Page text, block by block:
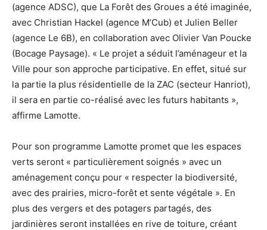
(agence ADSC), que La Forêt des Groues a été imaginée,
avec Christian Hackel (agence M’Cub) et Julien Beller
(agence Le 6B), en collaboration avec Olivier Van Poucke
(Bocage Paysage). « Le projet a séduit l’aménageur et la
Ville pour son approche participative. En effet, situé sur
la partie la plus résidentielle de la ZAC (secteur Hanriot),
il sera en partie co-réalisé avec les futurs habitants »,
affirme Lamotte.
Pour son programme Lamotte promet que les espaces
verts seront « particulièrement soignés » avec un
aménagement conçu pour « respecter la biodiversité,
avec des prairies, micro-forêt et sente végétale ». En
plus des vergers et des potagers partagés, des
jardinières seront installées en rive de toiture, créant